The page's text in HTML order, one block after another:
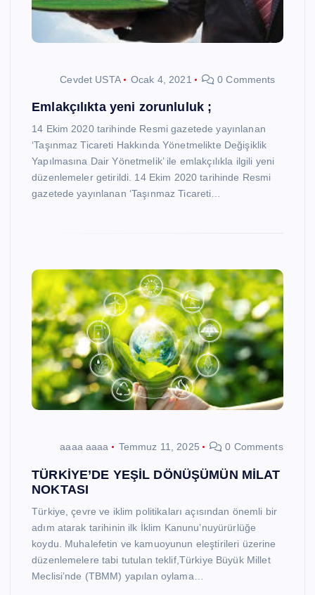
Cevdet USTA Ocak 4, 2021 0 Comments
Emlakçılıkta yeni zorunluluk ;
14 Ekim 2020 tarihinde Resmi gazetede yayınlanan
‘Taşınmaz Ticareti Hakkında Yönetmelikte Değişiklik
Yapılmasına Dair Yönetmelik’ ile emlakçılıkla ilgili yeni
düzenlemeler getirildi. 14 Ekim 2020 tarihinde Resmi
gazetede yayınlanan ‘Taşınmaz Ticareti…
aaaa aaaa Temmuz 11, 2025 0 Comments
TÜRKİYE’DE YEŞİL DÖNÜŞÜMÜN MİLAT
NOKTASI
Türkiye, çevre ve iklim politikaları açısından önemli bir
adım atarak tarihinin ilk İklim Kanunu’nuyürürlüğe
koydu. Muhalefetin ve kamuoyunun eleştirileri üzerine
düzenlemelere tabi tutulan teklif,Türkiye Büyük Millet
Meclisi’nde (TBMM) yapılan oylama…